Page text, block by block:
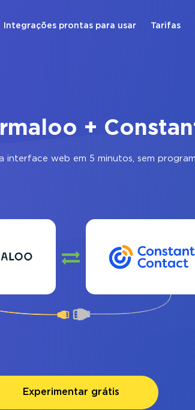
Integrações prontas para usar Tarifas
+
interface web em 5 minutos, sem
Experimentar grátis